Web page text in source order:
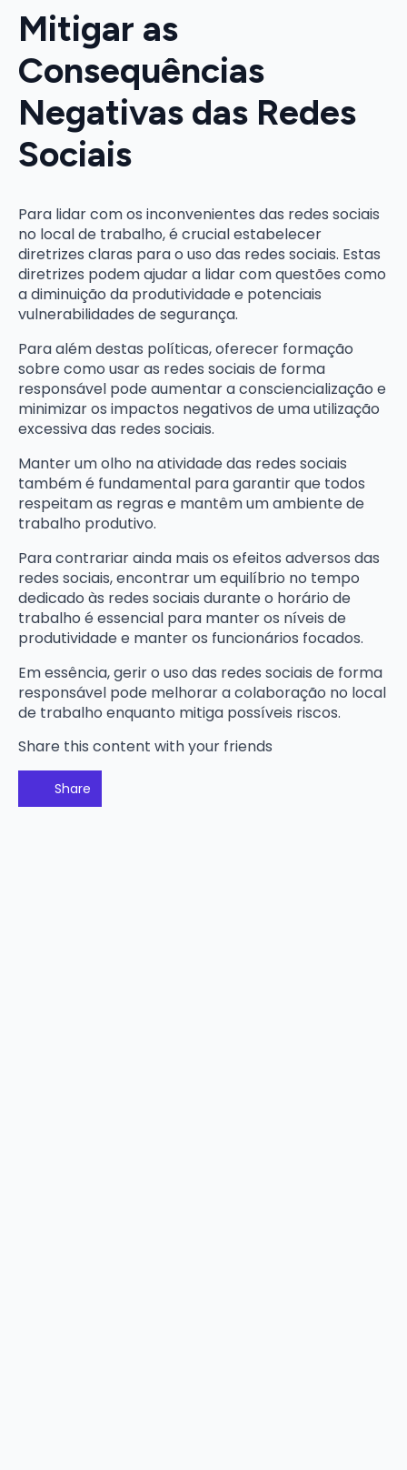
Mitigar as
Consequências
Negativas das Redes
Sociais
Para lidar com os inconvenientes das redes sociais
no local de trabalho, é crucial estabelecer
diretrizes claras para o uso das redes sociais. Estas
diretrizes podem ajudar a lidar com questões como
a diminuição da produtividade e potenciais
vulnerabilidades de segurança.
Para além destas políticas, oferecer formação
sobre como usar as redes sociais de forma
responsável pode aumentar a consciencialização e
minimizar os impactos negativos de uma utilização
excessiva das redes sociais.
Manter um olho na atividade das redes sociais
também é fundamental para garantir que todos
respeitam as regras e mantêm um ambiente de
trabalho produtivo.
Para contrariar ainda mais os efeitos adversos das
redes sociais, encontrar um equilíbrio no tempo
dedicado às redes sociais durante o horário de
trabalho é essencial para manter os níveis de
produtividade e manter os funcionários focados.
Em essência, gerir o uso das redes sociais de forma
responsável pode melhorar a colaboração no local
de trabalho enquanto mitiga possíveis riscos.
Share this content with your friends
Share